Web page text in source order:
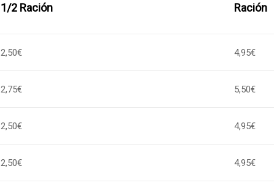
1/2 Ración Ración
2,50€ 4,95€
2,75€ 5,50€
2,50€ 4,95€
2,50€ 4,95€